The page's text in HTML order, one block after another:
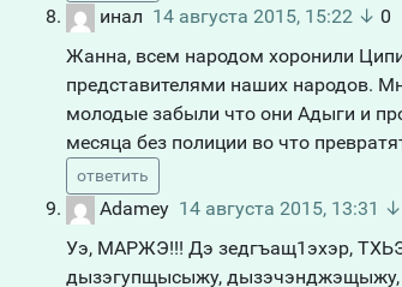
инал 14 августа 2015, 15:22 ↓ 0
Жанна, всем народом хоронили
представителями наших народов.
молодые забыли что они Адыги и
месяца без полиции во что
ответить
Adamey 14 августа 2015, 13:31 ↓
Уэ, МАРЖЭ!!! Дэ зедгъащ1эхэр,
дызэгупщысыжу,